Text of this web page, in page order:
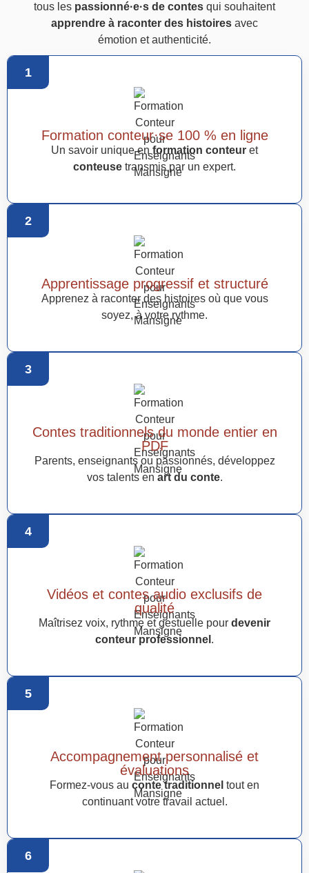
tous les passionné·e·s de contesqui souhaitent
apprendre à raconter des histoiresavec
émotion et authenticité.
1
Formation conteur·se 100 % en ligne
Un savoir unique en formation conteur et
conteuse transmis par un expert.
2
Apprentissage progressif et structuré
Apprenez à raconter des histoires où que vous
soyez, à votre rythme.
3
Contes traditionnels du monde entier en
PDF
Parents, enseignants ou passionnés, développez
vos talents en art du conte.
4
Vidéos et contes audio exclusifs de
qualité
Maîtrisez voix, rythme et gestuelle pour devenir
conteur professionnel .
5
Accompagnement personnalisé et
évaluations
Formez-vous au conte traditionnel tout en
continuant votre travail actuel.
6